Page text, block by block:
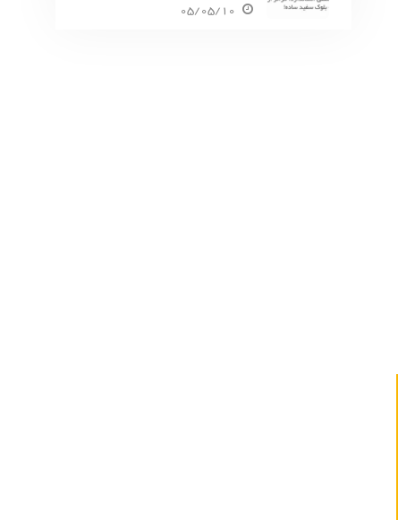
05/05/10